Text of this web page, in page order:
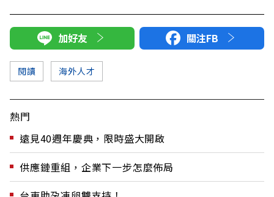
加好友 關注FB
閱讀 海外人才
熱門
遠見40週年慶典，限時盛大開啟
供應鏈重組，企業下一步怎麼佈局